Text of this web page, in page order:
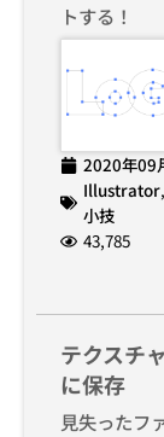
トする！
2020年09
Illustrator,
小技
43,785
テクスチ
に保存
見失ったフ